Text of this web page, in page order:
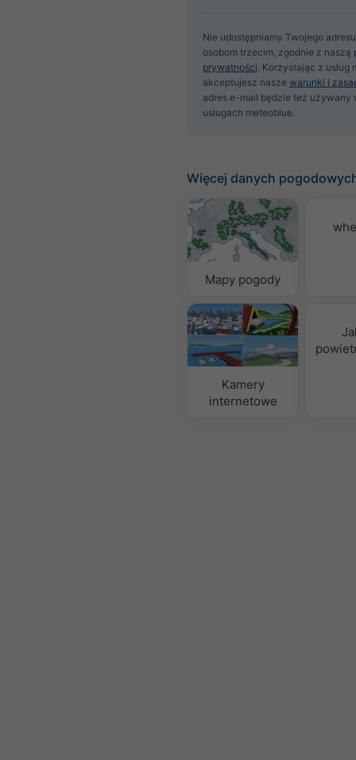
Nie udostępniamy Twojego
osobom trzecim, zgodnie z naszą
prywatności . Korzystając z usług
akceptujesz nasze warunki i
adres e-mail będzie też używany
usługach meteoblue.
Więcej danych
Mapy pogody
Kamery
internetowe